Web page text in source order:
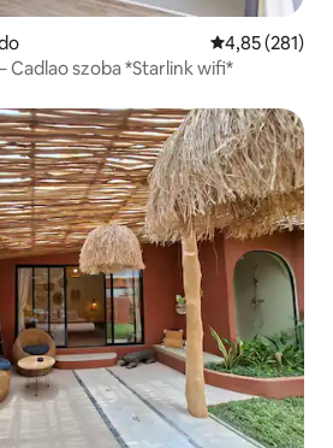
Átlagos
4,85 (281)
Cadlao szoba *Starlink wifi*